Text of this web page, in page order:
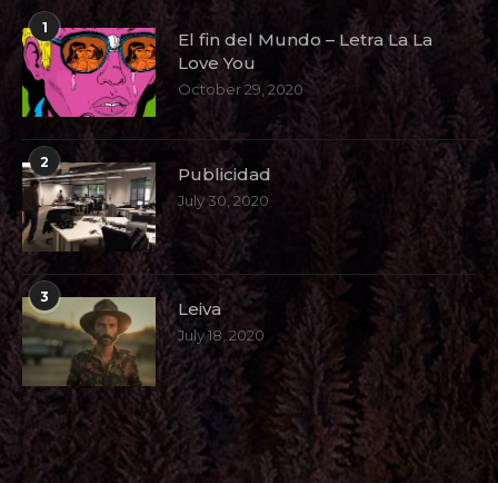
1
El fin del Mundo – Letra La La
Love You
October 29, 2020
2
Publicidad
July 30, 2020
3
Leiva
July 18, 2020